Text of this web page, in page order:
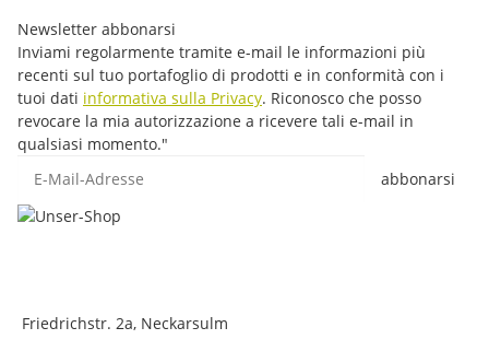
Newsletter abbonarsi
Inviami regolarmente tramite e-mail le informazioni più
recenti sul tuo portafoglio di prodotti e in conformità con i
tuoi dati informativa sulla Privacy. Riconosco che posso
revocare la mia autorizzazione a ricevere tali e-mail in
qualsiasi momento."
abbonarsi
Friedrichstr. 2a, Neckarsulm